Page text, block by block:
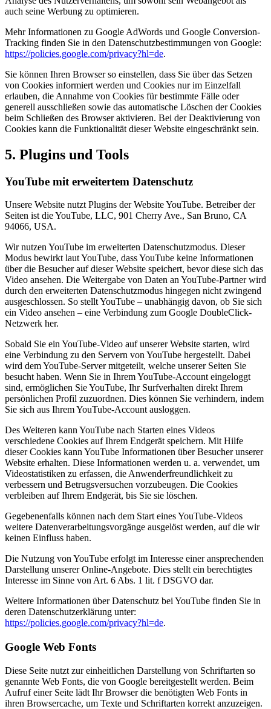
auch seine Werbung zu optimieren.
Mehr Informationen zu Google AdWords und Google Conversion-
Tracking finden Sie in den Datenschutzbestimmungen von Google:
https://policies.google.com/privacy?hl=de.
Sie können Ihren Browser so einstellen, dass Sie über das Setzen
von Cookies informiert werden und Cookies nur im Einzelfall
erlauben, die Annahme von Cookies für bestimmte Fälle oder
generell ausschließen sowie das automatische Löschen der Cookies
beim Schließen des Browser aktivieren. Bei der Deaktivierung von
Cookies kann die Funktionalität dieser Website eingeschränkt sein.
5. Plugins und Tools
YouTube mit erweitertem Datenschutz
Unsere Website nutzt Plugins der Website YouTube. Betreiber der
Seiten ist die YouTube, LLC, 901 Cherry Ave., San Bruno, CA
94066, USA.
Wir nutzen YouTube im erweiterten Datenschutzmodus. Dieser
Modus bewirkt laut YouTube, dass YouTube keine Informationen
über die Besucher auf dieser Website speichert, bevor diese sich das
Video ansehen. Die Weitergabe von Daten an YouTube-Partner wird
durch den erweiterten Datenschutzmodus hingegen nicht zwingend
ausgeschlossen. So stellt YouTube – unabhängig davon, ob Sie sich
ein Video ansehen – eine Verbindung zum Google DoubleClick-
Netzwerk her.
Sobald Sie ein YouTube-Video auf unserer Website starten, wird
eine Verbindung zu den Servern von YouTube hergestellt. Dabei
wird dem YouTube-Server mitgeteilt, welche unserer Seiten Sie
besucht haben. Wenn Sie in Ihrem YouTube-Account eingeloggt
sind, ermöglichen Sie YouTube, Ihr Surfverhalten direkt Ihrem
persönlichen Profil zuzuordnen. Dies können Sie verhindern, indem
Sie sich aus Ihrem YouTube-Account ausloggen.
Des Weiteren kann YouTube nach Starten eines Videos
verschiedene Cookies auf Ihrem Endgerät speichern. Mit Hilfe
dieser Cookies kann YouTube Informationen über Besucher unserer
Website erhalten. Diese Informationen werden u. a. verwendet, um
Videostatistiken zu erfassen, die Anwenderfreundlichkeit zu
verbessern und Betrugsversuchen vorzubeugen. Die Cookies
verbleiben auf Ihrem Endgerät, bis Sie sie löschen.
Gegebenenfalls können nach dem Start eines YouTube-Videos
weitere Datenverarbeitungsvorgänge ausgelöst werden, auf die wir
keinen Einfluss haben.
Die Nutzung von YouTube erfolgt im Interesse einer ansprechenden
Darstellung unserer Online-Angebote. Dies stellt ein berechtigtes
Interesse im Sinne von Art. 6 Abs. 1 lit. f DSGVO dar.
Weitere Informationen über Datenschutz bei YouTube finden Sie in
deren Datenschutzerklärung unter:
https://policies.google.com/privacy?hl=de.
Google Web Fonts
Diese Seite nutzt zur einheitlichen Darstellung von Schriftarten so
genannte Web Fonts, die von Google bereitgestellt werden. Beim
Aufruf einer Seite lädt Ihr Browser die benötigten Web Fonts in
ihren Browsercache, um Texte und Schriftarten korrekt anzuzeigen.